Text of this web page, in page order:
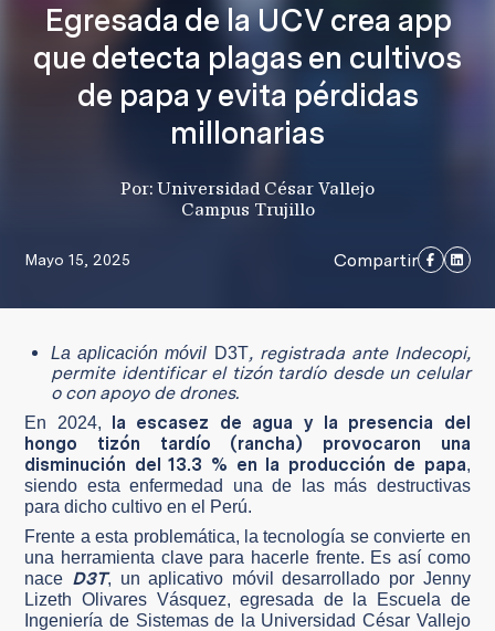
Egresada de la UCV crea app
que detecta plagas en cultivos
de papa y evita pérdidas
millonarias
Por: Universidad César Vallejo
Campus Trujillo
Mayo 15, 2025 Compartir
La aplicación móvil D3T, registrada ante Indecopi,
permite identificar el tizón tardío desde un celular
o con apoyo de drones.
En 2024, la escasez de agua y la presencia del
hongo tizón tardío (rancha) provocaron una
disminución del 13.3 % en la producción de papa,
siendo esta enfermedad una de las más destructivas
para dicho cultivo en el Perú.
Frente a esta problemática, la tecnología se convierte en
una herramienta clave para hacerle frente. Es así como
nace D3T, un aplicativo móvil desarrollado por Jenny
Lizeth Olivares Vásquez, egresada de la Escuela de
Ingeniería de Sistemas de la Universidad César Vallejo